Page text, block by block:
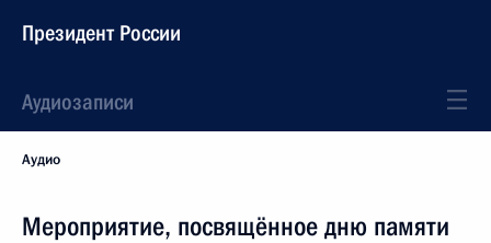
Президент России
Аудиозаписи
Аудио
Мероприятие, посвящённое дню памяти